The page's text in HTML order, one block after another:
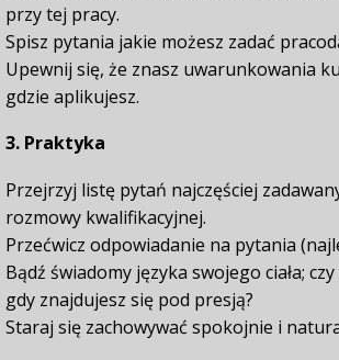
przy tej pracy.
Spisz pytania jakie możesz zadać
Upewnij się, że znasz uwarunkowania
gdzie aplikujesz.
3. Praktyka
Przejrzyj listę pytań najczęściej
rozmowy kwalifikacyjnej.
Przećwicz odpowiadanie na pytania
Bądź świadomy języka swojego ciała;
gdy znajdujesz się pod presją?
Staraj się zachowywać spokojnie i